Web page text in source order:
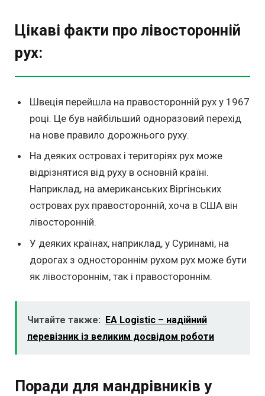
Цікаві факти про лівосторонній
рух:
Швеція перейшла на правосторонній рух у 1967
році. Це був найбільший одноразовий перехід
на нове правило дорожнього руху.
На деяких островах і територіях рух може
відрізнятися від руху в основній країні.
Наприклад, на американських Віргінських
островах рух правосторонній, хоча в США він
лівосторонній.
У деяких країнах, наприклад, у Суринамі, на
дорогах з одностороннім рухом рух може бути
як лівостороннім, так і правостороннім.
Читайте также: EA Logistic – надійний
перевізник із великим досвідом роботи
Поради для мандрівників у